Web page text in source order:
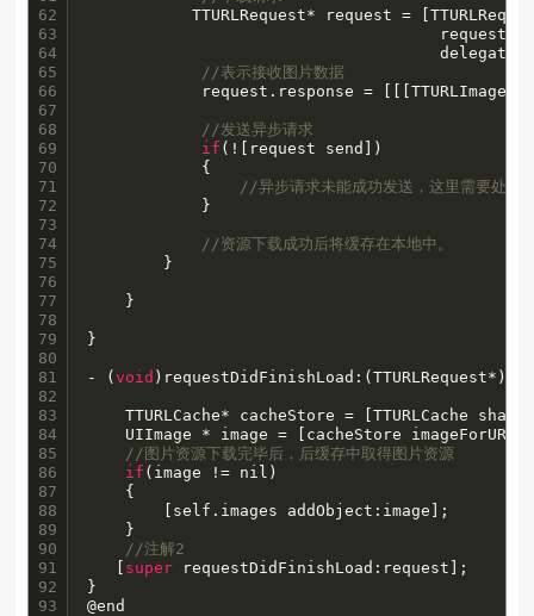
62
63
64
65
66
67
68
69
70
71
72
73
74
75
76
77
78
79
80
81
82
83
84
85
86
87
88
89
90
91
92
93
TTURLRequest* request =
delegate:
//表示接收图片数据
request.response =
//发送异步请求
if (![request send])
            {
//异步请求未能成功发送，这里需要处理
            }
//资源下载成功后将缓存在本地中。
        }
    }
}
- (void
TTURLCache* cacheStore = [TTURLCache
UIImage * image = [cacheStore
//图片资源下载完毕后，后缓存中取得图片资源
if (image != nil)
    {
        [self.images addObject:image];
    }
//注解2
super requestDidFinishLoad:request];
}
@end